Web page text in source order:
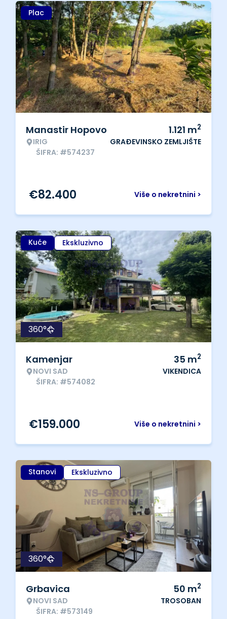
Plac
Manastir Hopovo
IRIG
ŠIFRA: #574237
1.121 m2
GRAĐEVINSKO ZEMLJIŠTE
Više o nekretnini >
€82.400
Kuće Ekskluzivno
360°
Kamenjar
NOVI SAD
ŠIFRA: #574082
35 m2
VIKENDICA
Više o nekretnini >
€159.000
Stanovi Ekskluzivno
360°
Grbavica
NOVI SAD
ŠIFRA: #573149
50 m2
TROSOBAN